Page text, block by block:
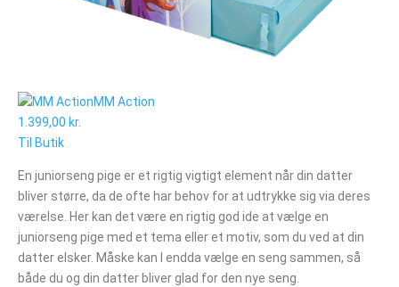
MM Action
1.399,00 kr.
Til Butik
En juniorseng pige er et rigtig vigtigt element når din datter
bliver større, da de ofte har behov for at udtrykke sig via deres
værelse. Her kan det være en rigtig god ide at vælge en
juniorseng pige med et tema eller et motiv, som du ved at din
datter elsker. Måske kan I endda vælge en seng sammen, så
både du og din datter bliver glad for den nye seng.